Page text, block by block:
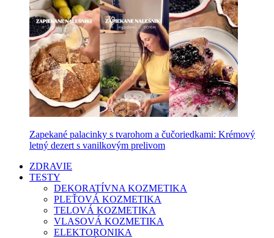
Zapekané palacinky s tvarohom a čučoriedkami: Krémový
letný dezert s vanilkovým prelivom
ZDRAVIE
TESTY
DEKORATÍVNA KOZMETIKA
PLEŤOVÁ KOZMETIKA
TELOVÁ KOZMETIKA
VLASOVÁ KOZMETIKA
ELEKTORONIKA